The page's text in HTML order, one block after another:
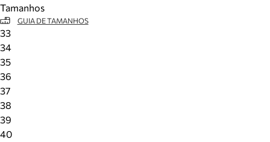
Meus pedidos
Acompanhe seus pedidos e solicite devoluções.
Tamanhos
GUIA DE TAMANHOS
33
34
35
36
37
38
39
40